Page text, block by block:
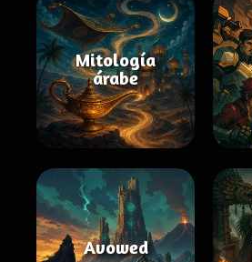
Mitología
árabe
Avowed